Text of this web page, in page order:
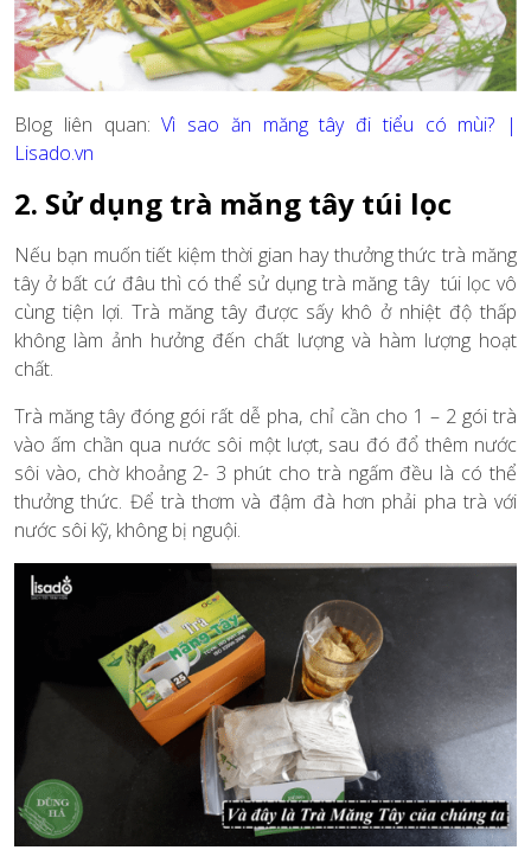
Blog liên quan:Vì sao ăn măng tây đi tiểu có mùi? |
Lisado.vn
2. Sử dụng trà măng tây túi lọc
Nếu bạn muốn tiết kiệm thời gian hay thưởng thức trà măng
tây ở bất cứ đâu thì có thể sử dụng trà măng tây túi lọc vô
cùng tiện lợi. Trà măng tây được sấy khô ở nhiệt độ thấp
không làm ảnh hưởng đến chất lượng và hàm lượng hoạt
chất.
Trà măng tây đóng gói rất dễ pha, chỉ cần cho 1 – 2 gói trà
vào ấm chần qua nước sôi một lượt, sau đó đổ thêm nước
sôi vào, chờ khoảng 2- 3 phút cho trà ngấm đều là có thể
thưởng thức. Để trà thơm và đậm đà hơn phải pha trà với
nước sôi kỹ, không bị nguội.